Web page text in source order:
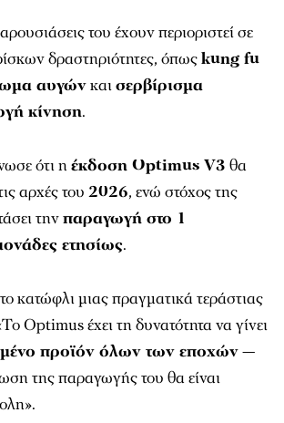
του έχουν περιοριστεί σε
δραστηριότητες, όπωςkung fu
αυγώνκαισερβίρισμα
κίνηση.
ότι ηέκδοση Optimus V3 θα
αρχές του 2026, ενώ στόχος της
τηνπαραγωγή στο 1
ετησίως.
κατώφλι μιας πραγματικά τεράστιας
Optimus έχει τη δυνατότητα να γίνει
προϊόν όλων των εποχών—
της παραγωγής του θα είναι